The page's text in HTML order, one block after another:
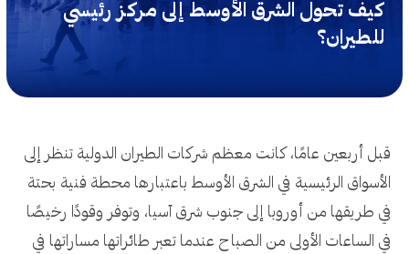
كيف تحول الشرق الأوسط إلى مركز رئيسي
للطيران؟
قبل أربعين عامًا، كانت معظم شركات الطيران الدولية تنظر إلى
الأسواق الرئيسية في الشرق الأوسط باعتبارها محطة فنية بحتة
في طريقها من أوروبا إلى جنوب شرق آسيا، وتوفر وقودًا رخيصًا
في الساعات الأولى من الصباح عندما تعبر طائراتها مساراتها في